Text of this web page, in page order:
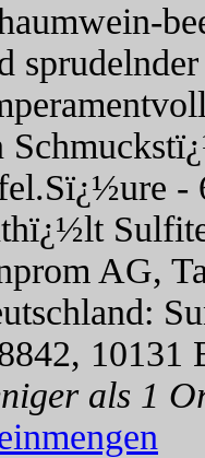
-
AG,
10131
als 1